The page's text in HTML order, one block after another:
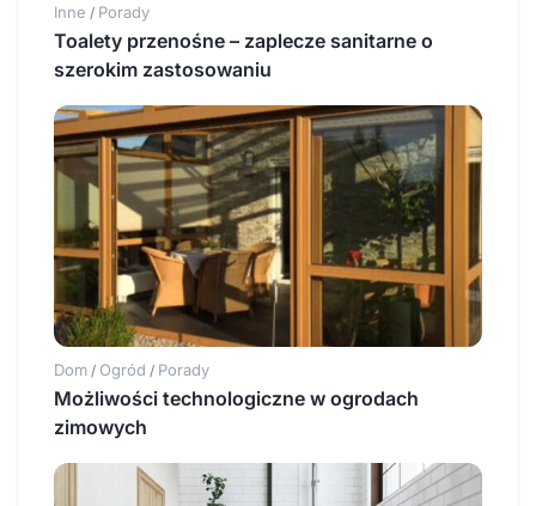
Inne / Porady
Toalety przenośne – zaplecze sanitarne o
szerokim zastosowaniu
Dom / Ogród / Porady
Możliwości technologiczne w ogrodach
zimowych